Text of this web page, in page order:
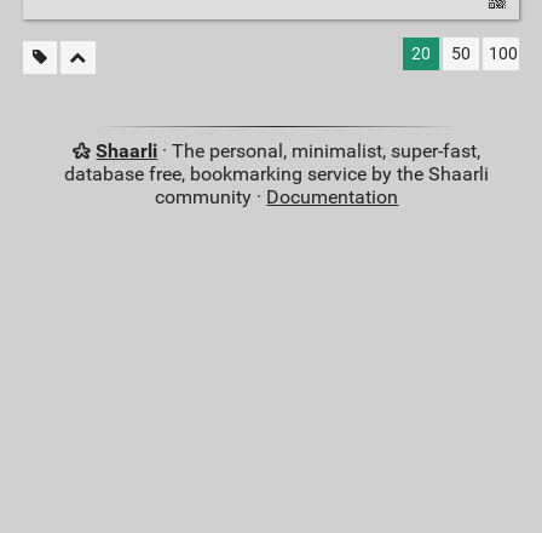
20 50 100
Shaarli · The personal, minimalist, super-fast,
database free, bookmarking service by the Shaarli
community · Documentation